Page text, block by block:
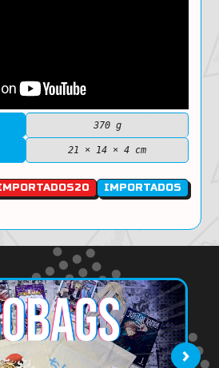
370 g
21 × 14 × 4 cm
IMPORTADOS
›